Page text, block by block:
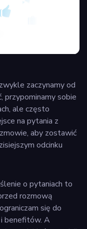
zaczynamy od
przypominamy sobie
ale często
na pytania z
aby zostawić
odcinku
o pytaniach to
rozmową
się do
benefitów. A